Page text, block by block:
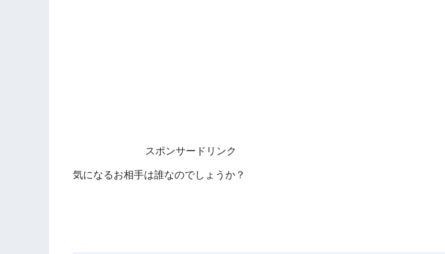
スポンサードリンク
気になるお相手は誰なのでしょうか？